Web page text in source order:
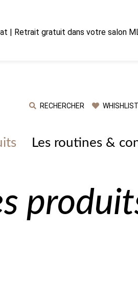
| Retrait gratuit dans votre salon
RECHERCHER WHISHLIST
Les routines &